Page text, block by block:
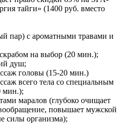
тайги» (1400 руб. вместо
пар) с ароматными травами и
на выбор (20 мин.);
душ;
головы (15-20 мин.)
всего тела со специальным
мин.);
маралов (глубоко очищает
повышает мужской
силы организма);